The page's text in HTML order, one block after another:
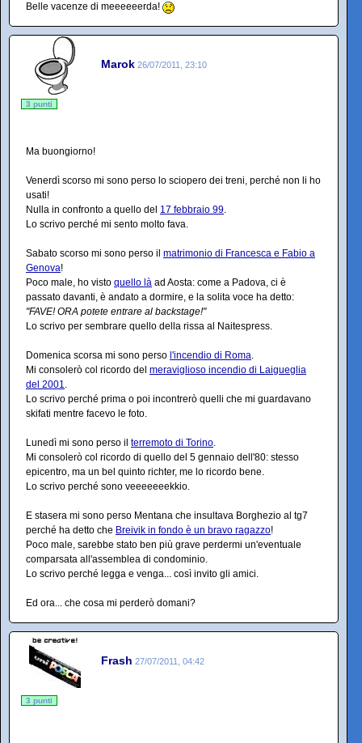
Belle vacenze di meeeeeerda!
Marok 26/07/2011, 23:10
3 punti
Ma buongiorno!
Venerdì scorso mi sono perso lo sciopero dei treni, perché non li ho
usati!
Nulla in confronto a quello del 17 febbraio 99.
Lo scrivo perché mi sento molto fava.
Sabato scorso mi sono perso il matrimonio di Francesca e Fabio a
Genova!
Poco male, ho visto quello là ad Aosta: come a Padova, ci è
passato davanti, è andato a dormire, e la solita voce ha detto:
"FAVE! ORA potete entrare al backstage!"
Lo scrivo per sembrare quello della rissa al Naitespress.
Domenica scorsa mi sono perso l'incendio di Roma.
Mi consolerò col ricordo del meraviglioso incendio di Laigueglia
del 2001.
Lo scrivo perché prima o poi incontrerò quelli che mi guardavano
skifati mentre facevo le foto.
Lunedì mi sono perso il terremoto di Torino.
Mi consolerò col ricordo di quello del 5 gennaio dell'80: stesso
epicentro, ma un bel quinto richter, me lo ricordo bene.
Lo scrivo perché sono veeeeeeekkio.
E stasera mi sono perso Mentana che insultava Borghezio al tg7
perché ha detto che Breivik in fondo è un bravo ragazzo!
Poco male, sarebbe stato ben più grave perdermi un'eventuale
comparsata all'assemblea di condominio.
Lo scrivo perché legga e venga... così invito gli amici.
Ed ora... che cosa mi perderò domani?
Frash 27/07/2011, 04:42
3 punti